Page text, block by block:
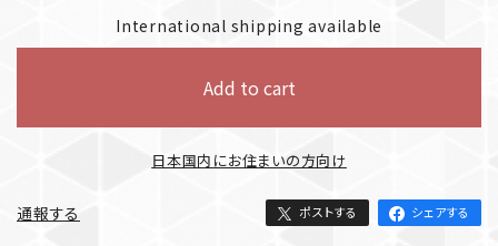
International shipping available
Add to cart
日本国内にお住まいの方向け
通報する ポストする シェアする